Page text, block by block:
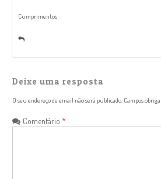
Cumprimentos
Deixe uma resposta
O seu endereço de email não será publicado. Campos
Comentário *